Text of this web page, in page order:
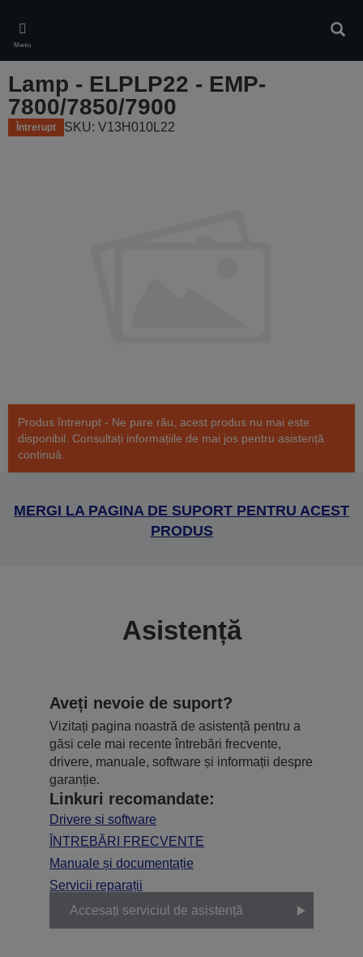
main
content
Meniu
Lamp - ELPLP22 - EMP-
7800/7850/7900
Întrerupt SKU: V13H010L22
Produs întrerupt - Ne pare rău, acest produs nu mai este
disponibil. Consultați informațiile de mai jos pentru asistență
continuă.
MERGI LA PAGINA DE SUPORT PENTRU ACEST
PRODUS
Asistență
Aveți nevoie de suport?
Vizitați pagina noastră de asistență pentru a
găsi cele mai recente întrebări frecvente,
drivere, manuale, software și informații despre
garanție.
Linkuri recomandate:
Drivere și software
ÎNTREBĂRI FRECVENTE
Manuale și documentație
Servicii reparații
Accesați serviciul de asistență